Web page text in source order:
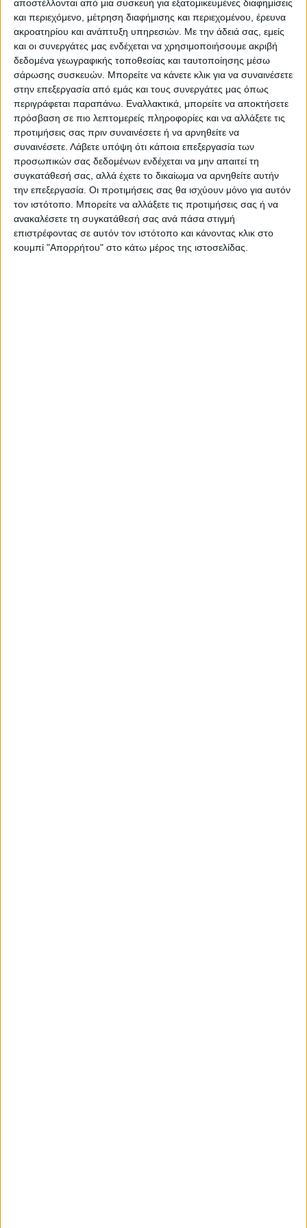
αποστέλλονται από μια συσκευή για εξατομικευμένες διαφημίσεις
και περιεχόμενο, μέτρηση διαφήμισης και περιεχομένου, έρευνα
ακροατηρίου και ανάπτυξη υπηρεσιών. Με την άδειά σας, εμείς
και οι συνεργάτες μας ενδέχεται να χρησιμοποιήσουμε ακριβή
δεδομένα γεωγραφικής τοποθεσίας και ταυτοποίησης μέσω
σάρωσης συσκευών. Μπορείτε να κάνετε κλικ για να συναινέσετε
στην επεξεργασία από εμάς και τους συνεργάτες μας όπως
περιγράφεται παραπάνω. Εναλλακτικά, μπορείτε να αποκτήσετε
πρόσβαση σε πιο λεπτομερείς πληροφορίες και να αλλάξετε τις
προτιμήσεις σας πριν συναινέσετε ή να αρνηθείτε να
συναινέσετε. Λάβετε υπόψη ότι κάποια επεξεργασία των
προσωπικών σας δεδομένων ενδέχεται να μην απαιτεί τη
συγκατάθεσή σας, αλλά έχετε το δικαίωμα να αρνηθείτε αυτήν
την επεξεργασία. Οι προτιμήσεις σας θα ισχύουν μόνο για αυτόν
τον ιστότοπο. Μπορείτε να αλλάξετε τις προτιμήσεις σας ή να
ανακαλέσετε τη συγκατάθεσή σας ανά πάσα στιγμή
επιστρέφοντας σε αυτόν τον ιστότοπο και κάνοντας κλικ στο
κουμπί "Απορρήτου" στο κάτω μέρος της ιστοσελίδας.
Σαλταγιάννης, Παπαϊωάννου 1 (1/2β.),
Γκαντής, Κακλαμάνος 9 (3/11τρ.),
Κασιάρης, Θέος 13 (1/1β., 6/8δ., 0/1τρ.),
Δίκαρος, Τσούκας 30 (5/6β., 5/9δ., 5/11τρ.),
Αναγνωστόπουλος 5 (2/2β., 0/1δ., 1/3τρ.),
Τρ. Ζωιτσάκος.